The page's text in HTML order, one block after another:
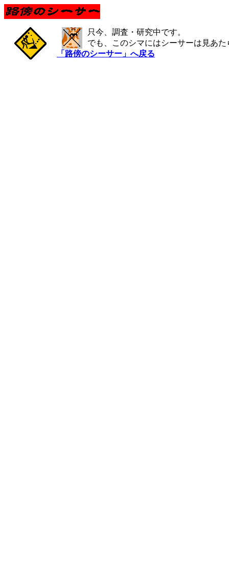
只今、調査・研究中です。
でも、このシマにはシーサーは見あ
「路傍のシーサー」へ戻る